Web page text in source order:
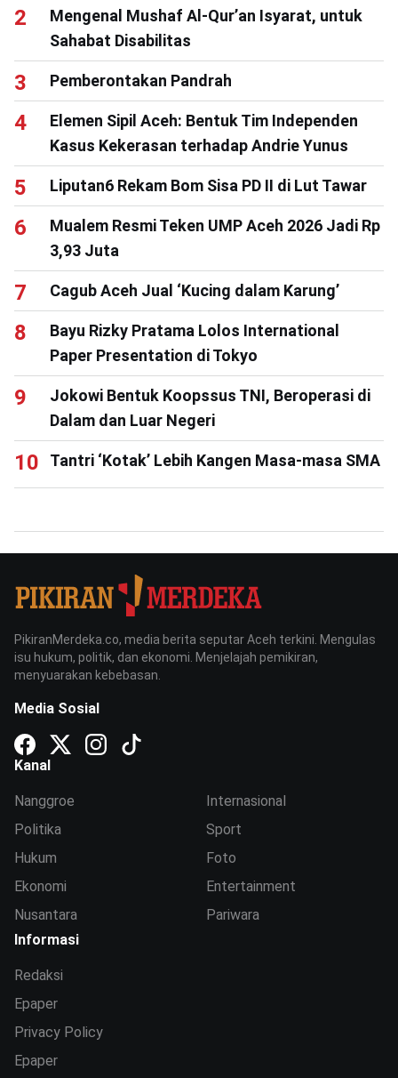
Mengenal Mushaf Al-Qur’an Isyarat, untuk
Sahabat Disabilitas
Pemberontakan Pandrah
Elemen Sipil Aceh: Bentuk Tim Independen
Kasus Kekerasan terhadap Andrie Yunus
Liputan6 Rekam Bom Sisa PD II di Lut Tawar
Mualem Resmi Teken UMP Aceh 2026 Jadi Rp
3,93 Juta
Cagub Aceh Jual ‘Kucing dalam Karung’
Bayu Rizky Pratama Lolos International
Paper Presentation di Tokyo
Jokowi Bentuk Koopssus TNI, Beroperasi di
Dalam dan Luar Negeri
Tantri ‘Kotak’ Lebih Kangen Masa-masa SMA
PikiranMerdeka.co, media berita seputar Aceh terkini. Mengulas
isu hukum, politik, dan ekonomi. Menjelajah pemikiran,
menyuarakan kebebasan.
Media Sosial
Kanal
Nanggroe
Politika
Hukum
Ekonomi
Nusantara
Internasional
Sport
Foto
Entertainment
Pariwara
Informasi
Redaksi
Epaper
Privacy Policy
Epaper